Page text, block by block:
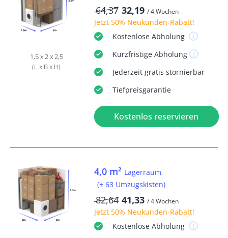
1,5 x 2 x 2,5
(L x B x H)
64,37 32,19 / 4 Wochen
Jetzt 50% Neukunden-Rabatt!
KostenloseAbholung
KurzfristigeAbholung
Jederzeit gratis stornierbar
Tiefpreisgarantie
Kostenlos reservieren
4,0 m² Lagerraum
(± 63 Umzugskisten)
82,64 41,33 / 4 Wochen
Jetzt 50% Neukunden-Rabatt!
KostenloseAbholung